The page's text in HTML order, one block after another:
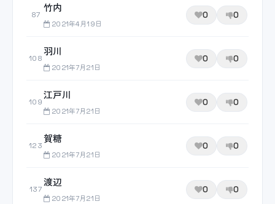
87
竹内
2021年4月19日
0 0
108
羽川
2021年7月21日
0 0
109
江戸川
2021年7月21日
0 0
123
賀糖
2021年7月21日
0 0
137
渡辺
2021年7月21日
0 0